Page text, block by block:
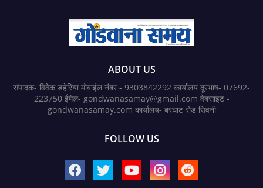
ABOUT US
संपादक- विवेक डहेरिया मोबाईल नंबर - 9303842292 कार्यालय दूरभाष- 07692-
223750 ईमेल- gondwanasamay@gmail.com वेबसाइट -
gondwanasamay.com कार्यालय- बरघाट रोड सिवनी
FOLLOW US